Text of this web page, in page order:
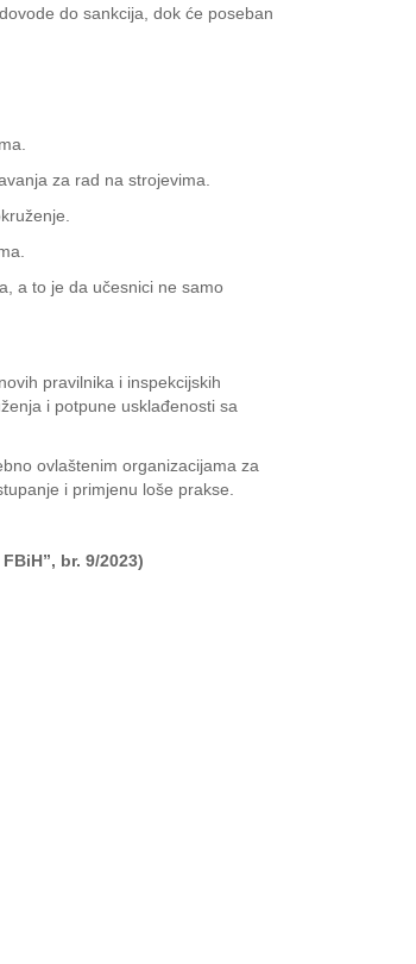
do sankcija, dok će poseban
za rad na strojevima.
a to je da učesnici ne samo
pravilnika i inspekcijskih
i potpune usklađenosti sa
ovlaštenim organizacijama za
i primjenu loše prakse.
br. 9/2023)